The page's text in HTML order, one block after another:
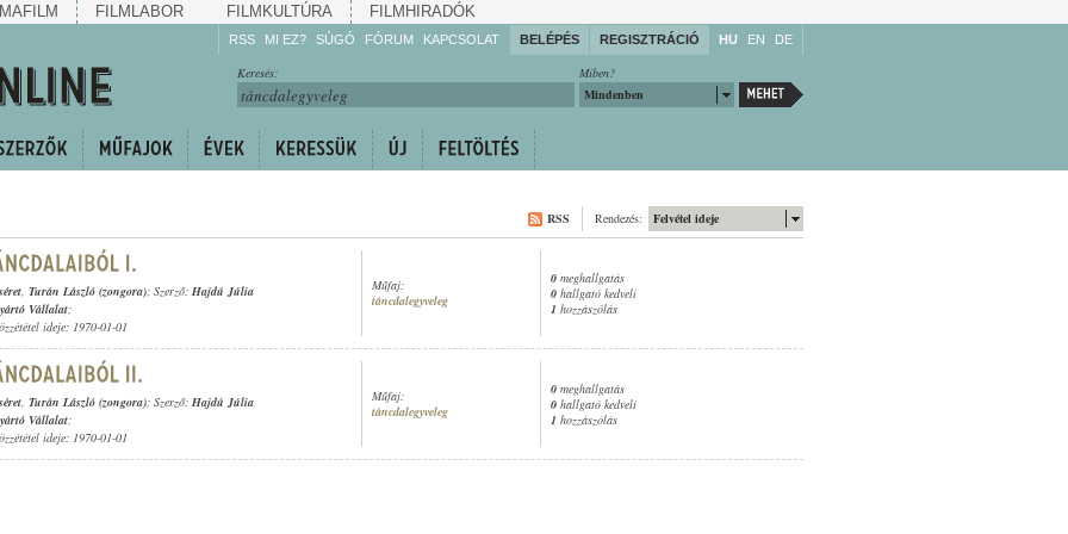
MAFILM FILMLABOR FILMKULTÚRA FILMHIRADÓK
RSS MI EZ? SÚGÓ
Gyarapítsa!
Kövesse!
FÓRUM KAPCSOLAT BELÉPÉS REGISZTRÁCIÓ HU EN DE
Miben?
Mindenben
Keresés:
Felvétel ideje
Rendezés:
RSS
, Turán László (zongora); Szerző: Hajdú Júlia
Vállalat;
ideje: 1970-01-01
Műfaj:
táncdalegyveleg
0 meghallgatás
0 hallgató kedveli
1 hozzászólás
, Turán László (zongora); Szerző: Hajdú Júlia
Vállalat;
ideje: 1970-01-01
Műfaj:
táncdalegyveleg
0 meghallgatás
0 hallgató kedveli
1 hozzászólás